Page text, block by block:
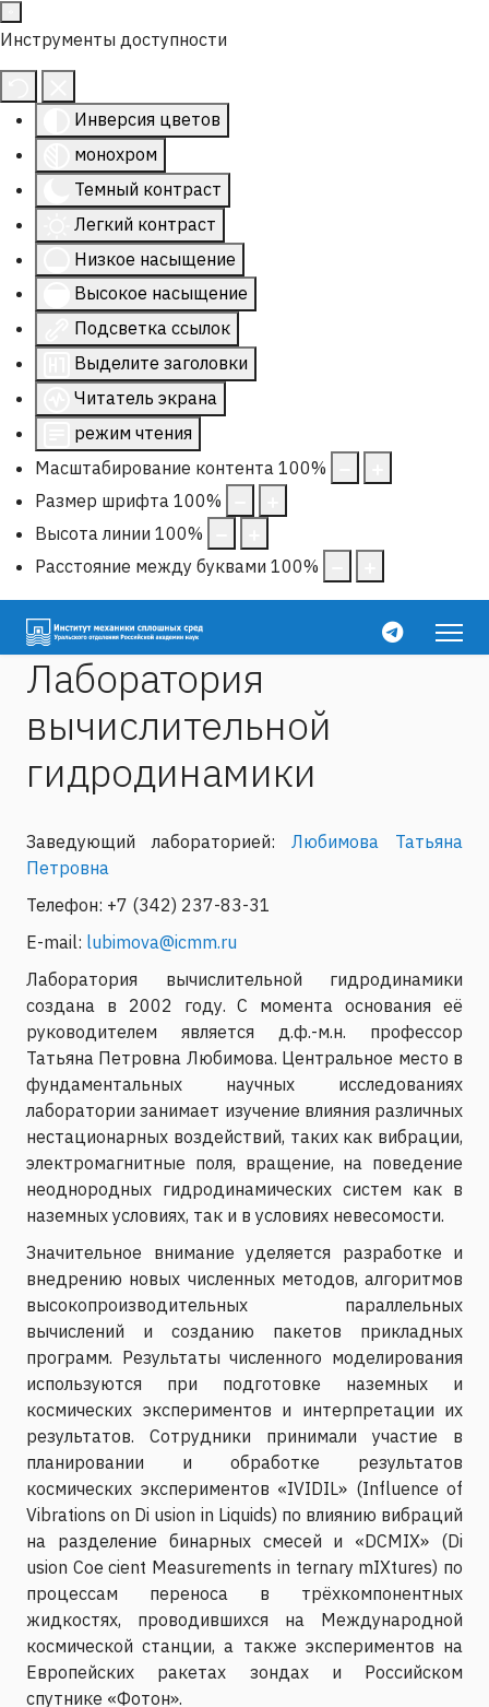
Инструменты доступности
Инверсия цветов
монохром
Темный контраст
Легкий контраст
Низкое насыщение
Высокое насыщение
Подсветка ссылок
Выделите заголовки
Читатель экрана
режим чтения
Масштабирование контента 100%
Размер шрифта 100%
Высота линии 100%
Расстояние между буквами 100%
Лаборатория
вычислительной
гидродинамики
Заведующий лабораторией: Любимова Татьяна
Петровна
Телефон: +7 (342) 237-83-31
E-mail: lubimova@icmm.ru
Лаборатория вычислительной гидродинамики
создана в 2002 году. С момента основания её
руководителем является д.ф.-м.н. профессор
Татьяна Петровна Любимова. Центральное место в
фундаментальных научных исследованиях
лаборатории занимает изучение влияния различных
нестационарных воздействий, таких как вибрации,
электромагнитные поля, вращение, на поведение
неоднородных гидродинамических систем как в
наземных условиях, так и в условиях невесомости.
Значительное внимание уделяется разработке и
внедрению новых численных методов, алгоритмов
высокопроизводительных параллельных
вычислений и созданию пакетов прикладных
программ. Результаты численного моделирования
используются при подготовке наземных и
космических экспериментов и интерпретации их
результатов. Сотрудники принимали участие в
планировании и обработке результатов
космических экспериментов «IVIDIL» (Influence of
Vibrations on Di usion in Liquids) по влиянию вибраций
на разделение бинарных смесей и «DCMIX» (Di
usion Coe cient Measurements in ternary mIXtures) по
процессам переноса в трёхкомпонентных
жидкостях, проводившихся на Международной
космической станции, а также экспериментов на
Европейских ракетах зондах и Российском
спутнике «Фотон».